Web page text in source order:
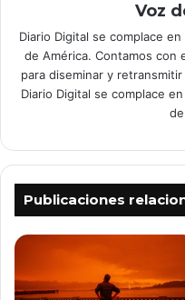
Voz
Diario Digital se complace
de América. Contamos con
para diseminar y
Diario Digital se complace
Publicaciones